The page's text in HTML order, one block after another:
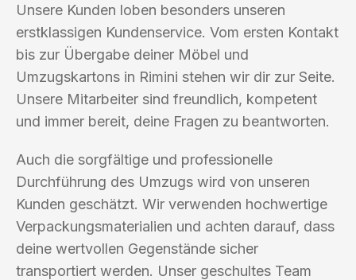
Unsere Kunden loben besonders unseren
erstklassigen Kundenservice. Vom ersten Kontakt
bis zur Übergabe deiner Möbel und
Umzugskartons in Rimini stehen wir dir zur Seite.
Unsere Mitarbeiter sind freundlich, kompetent
und immer bereit, deine Fragen zu beantworten.
Auch die sorgfältige und professionelle
Durchführung des Umzugs wird von unseren
Kunden geschätzt. Wir verwenden hochwertige
Verpackungsmaterialien und achten darauf, dass
deine wertvollen Gegenstände sicher
transportiert werden. Unser geschultes Team